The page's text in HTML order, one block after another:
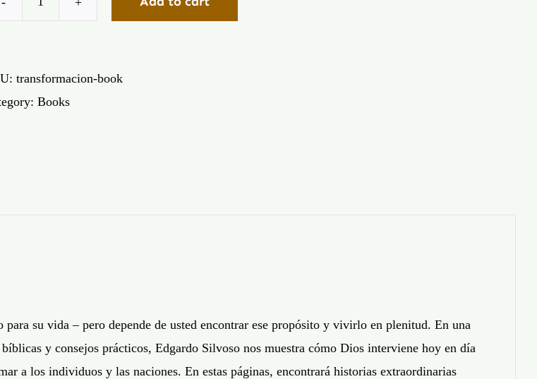
transformacion-book
Books
su vida – pero depende de usted encontrar ese propósito y vivirlo en plenitud. En una
y consejos prácticos, Edgardo Silvoso nos muestra cómo Dios interviene hoy en día
a los individuos y las naciones. En estas páginas, encontrará historias extraordinarias